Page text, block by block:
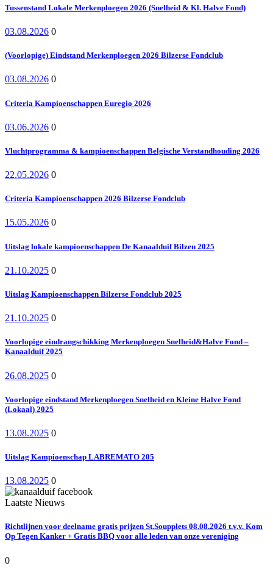
Tussenstand Lokale Merkenploegen 2026 (Snelheid & Kl. Halve Fond)
03.08.2026 0
(Voorlopige) Eindstand Merkenploegen 2026 Bilzerse Fondclub
03.08.2026 0
Criteria Kampioenschappen Euregio 2026
03.06.2026 0
Vluchtprogramma & kampioenschappen Belgische Verstandhouding 2026
22.05.2026 0
Criteria Kampioenschappen 2026 Bilzerse Fondclub
15.05.2026 0
Uitslag lokale kampioenschappen De Kanaalduif Bilzen 2025
21.10.2025 0
Uitslag Kampioenschappen Bilzerse Fondclub 2025
21.10.2025 0
Voorlopige eindrangschikking Merkenploegen Snelheid&Halve Fond –
Kanaalduif 2025
26.08.2025 0
Voorlopige eindstand Merkenploegen Snelheid en Kleine Halve Fond
(Lokaal) 2025
13.08.2025 0
Uitslag Kampioenschap LABREMATO 205
13.08.2025 0
Laatste Nieuws
Richtlijnen voor deelname gratis prijzen St.Soupplets 08.08.2026 t.v.v. Kom
Op Tegen Kanker + Gratis BBQ voor alle leden van onze vereniging
0